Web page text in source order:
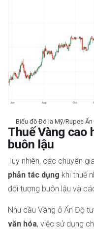
Biểu đồ Đô la Mỹ/Rupee Ấn
Thuế Vàng cao
buôn lậu
Tuy nhiên, các chuyên
phản tác dụng khi thuế
đối tượng buôn lậu và
Nhu cầu Vàng ở Ấn Độ
văn hóa, việc sử dụng